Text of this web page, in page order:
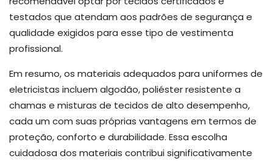
testados que atendam aos padrões de segurança e
qualidade exigidos para esse tipo de vestimenta
profissional.
Em resumo, os materiais adequados para uniformes de
eletricistas incluem algodão, poliéster resistente a
chamas e misturas de tecidos de alto desempenho,
cada um com suas próprias vantagens em termos de
proteção, conforto e durabilidade. Essa escolha
cuidadosa dos materiais contribui significativamente